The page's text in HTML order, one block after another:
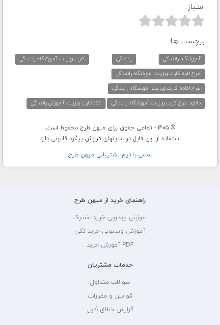
امتیاز:



برچسب ها:
آموزشگاه رانندگی رانندگی
کارت ویزیت آموزشگاه رانندگی
طرح لایه کارت ویزیت اموزشگاه رانندگی
طرح اماده کارت ویزیت آموزشگاه رانندگی
دانلود طرح کارت ویزیت آموزشگاه رانندگی
psdکارت ویزیت آ موزش رانندگی
© 1405 - تمامی حقوق برای میهن طرح محفوظ است.
استفاده از این فایل در سایتهای فروش پیگرد قانونی دارد
تماس با تيم پشتيبانی ميهن طرح
راهنمای خرید از میهن طرح
آموزش ویدویی خرید اشتراک
آموزش ویدیویی خرید تکی
PDF آموزش خرید
خدمات مشتریان
سوالات متداول
قوانین و مقررات
گزارش خطای فایل